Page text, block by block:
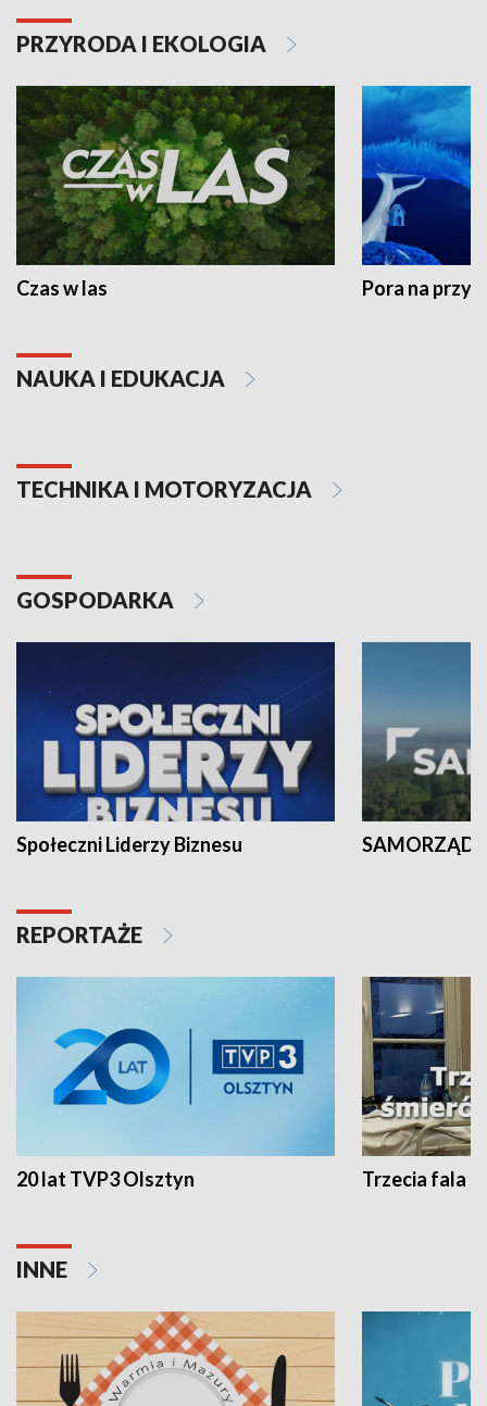
PRZYRODA I EKOLOGIA
Czas w las Pora na
NAUKA I EDUKACJA
TECHNIKA I MOTORYZACJA
GOSPODARKA
Społeczni Liderzy Biznesu SAMORZĄD
REPORTAŻE
20 lat TVP3 Olsztyn Trzecia fala -
INNE